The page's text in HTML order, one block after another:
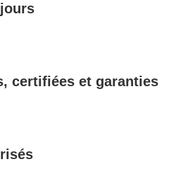
certifiées et garanties